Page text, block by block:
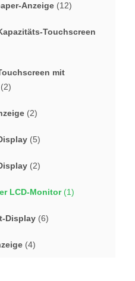
Anzeige (12)
Touchscreen
mit
(2)
(2)
(5)
(2)
LCD-Monitor(1)
Display (6)
(4)